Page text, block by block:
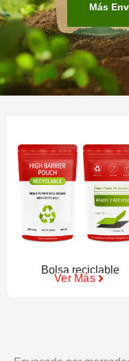
Más
Bolsa reciclable
Ver Más